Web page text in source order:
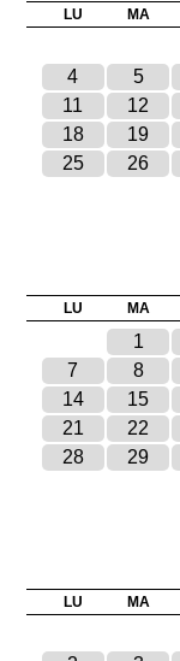
LU MA
4
5
11
12
18
19
25
26
LU MA
1
7
8
14
15
21
22
28
29
LU MA